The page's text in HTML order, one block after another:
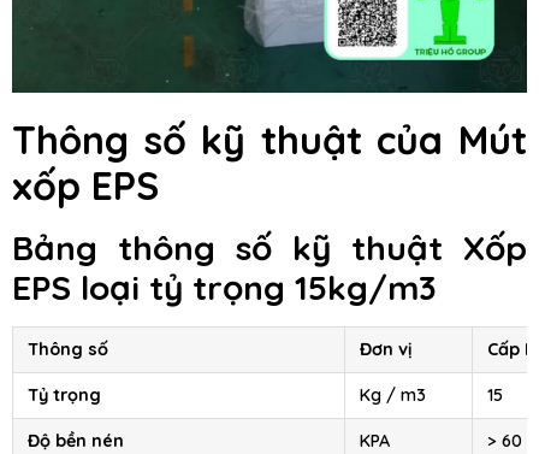
Thông số kỹ thuật của Mút
xốp EPS
Bảng thông số kỹ thuật Xốp
EPS loại tỷ trọng 15kg/m3
Thông số Đơn vị Cấp I
Tỷ trọng Kg / m3 15
Độ bền nén KPA > 60